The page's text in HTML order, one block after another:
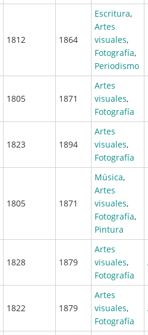
1812 1864
Escritura,
Artes
visuales,
Fotografía,
Periodismo
1805 1871
Artes
visuales,
Fotografía
1823 1894
Artes
visuales,
Fotografía
1805 1871
Música,
Artes
visuales,
Fotografía,
Pintura
1828 1879
Artes
visuales,
Fotografía
1822 1879
Artes
visuales,
Fotografía